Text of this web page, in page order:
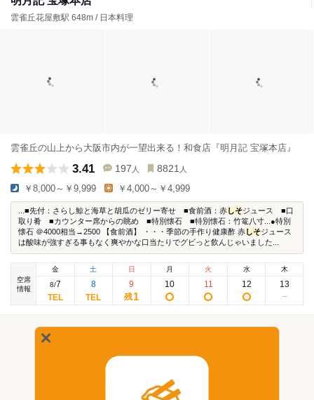
雲雀丘花屋敷駅 648m / 日本料理
雲雀丘の山上から大阪市内が一望出来る！和食店『明月記 宝塚本店』
3.41 197 人 8821 人
￥8,000～￥9,999 ￥4,000～￥4,999
...■先付：さらし鯨と海草と胡瓜のゼリー寄せ ■食前酒：赤 しそジュース ■口
取り肴 ■カウンター席からの眺め ■特別懐石 ■特別懐石：竹篭八寸...●特別
懐石 ＠4000相当→2500 【食前酒】 ・・・季節の手作り健康酢 赤 しそジュース
は酸味が強すぎる事もなく爽やかな口当たりでグビっと飲んじゃいました...
空席
情報
金
8/7
土
8
日
9
残1
月
10
火
11
水
12
木
13